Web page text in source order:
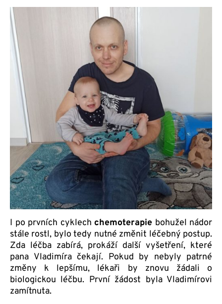
I po prvních cyklech chemoterapie bohužel nádor
stále rostl, bylo tedy nutné změnit léčebný postup.
Zda léčba zabírá, prokáží další vyšetření, které
pana Vladimíra čekají. Pokud by nebyly patrné
změny k lepšímu, lékaři by znovu žádali o
biologickou léčbu. První žádost byla Vladimírovi
zamítnuta.